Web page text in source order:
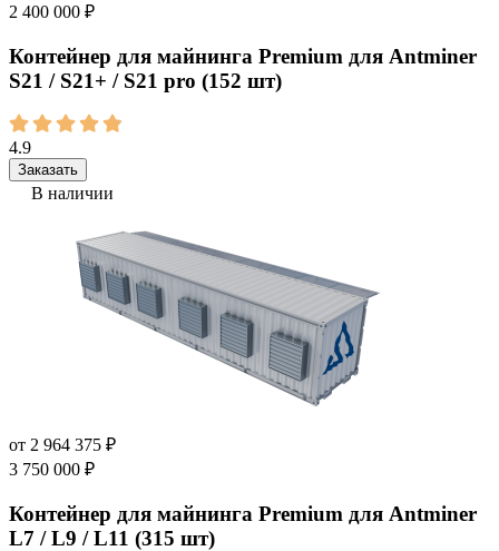
2 400 000 ₽
Контейнер для майнинга Premium для Antminer
S21 / S21+ / S21 pro (152 шт)
4.9
Заказать
В наличии
от 2 964 375 ₽
3 750 000 ₽
Контейнер для майнинга Premium для Antminer
L7 / L9 / L11 (315 шт)